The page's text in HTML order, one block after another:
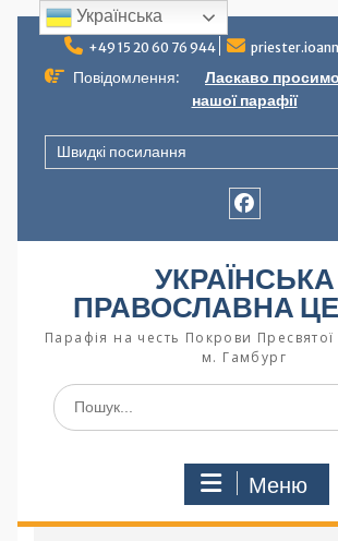
+49 15 20 60 76 944
Повідомлення:
Ласкаво просимо
нашої парафії
Швидкі посилання
УКРАЇНСЬКА
ПРАВОСЛАВНА
Парафія на честь Покрови
м. Гамбург
Меню
Українська